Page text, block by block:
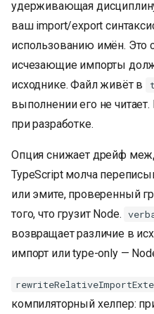
удерживающая
ваш import/export
использованию имён. Это
исчезающие импорты
исходнике. Файл живёт в
выполнении его не
при разработке.
Опция снижает дрейф
TypeScript молча
или эмите, проверенный
того, что грузит Node.
возвращает различие в
импорт или type-only —
компиляторный хелпер: